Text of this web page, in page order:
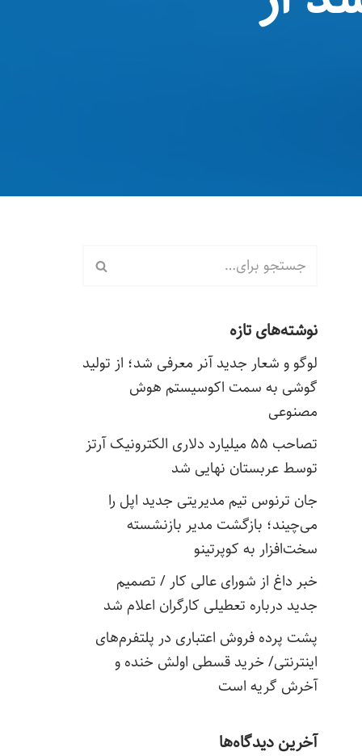
نوشته‌های تازه
لوگو و شعار جدید آنر معرفی شد؛ از تولید
گوشی به سمت اکوسیستم هوش
مصنوعی
تصاحب ۵۵ میلیارد دلاری الکترونیک آرتز
توسط عربستان نهایی شد
جان ترنوس تیم مدیریتی جدید اپل را
می‌چیند؛ بازگشت مدیر بازنشسته
سخت‌افزار به کوپرتینو
خبر داغ از شورای عالی کار / تصمیم
جدید درباره تعطیلی کارگران اعلام شد
پشت پرده فروش اعتباری در پلتفرم‌های
اینترنتی/ خرید قسطی اولش خنده و
آخرش گریه است
آخرین دیدگاه‌ها